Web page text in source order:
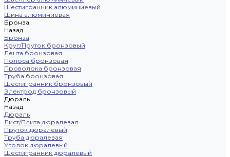
Шестигранник алюминиевый
Шина алюминиевая
Бронза
Назад
Бронза
Круг/Пруток бронзовый
Лента бронзовая
Полоса бронзовая
Проволока бронзовая
Труба бронзовая
Шестигранник бронзовый
Электрод бронзовый
Дюраль
Назад
Дюраль
Лист/Плита дюралевая
Пруток дюралевый
Труба дюралевая
Уголок дюралевый
Шестигранник дюралевый